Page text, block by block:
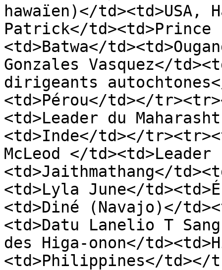
hawaïen)</td><td>USA,
Patrick</td><td>Prince
<td>Batwa</
Gonzales Vasquez</
dirigeants
<td>Pérou</td></
<td>Leader du
<td>Inde</td></
McLeod </
<td>Jaithmathang</
<td>Lyla June</
<td>Diné (Navajo)</
<td>Datu Lanelio T
des Higa-onon</
<td>Philippines</td></